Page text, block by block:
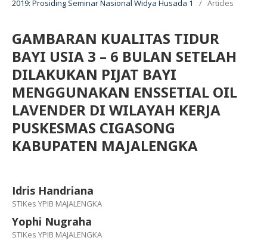
2019: Prosiding Seminar Nasional Widya Husada 1
/ Articles
GAMBARAN KUALITAS TIDUR
BAYI USIA 3 – 6 BULAN SETELAH
DILAKUKAN PIJAT BAYI
MENGGUNAKAN ENSSETIAL OIL
LAVENDER DI WILAYAH KERJA
PUSKESMAS CIGASONG
KABUPATEN MAJALENGKA
Idris Handriana
STIKes YPIB MAJALENGKA
Yophi Nugraha
STIKes YPIB MAJALENGKA